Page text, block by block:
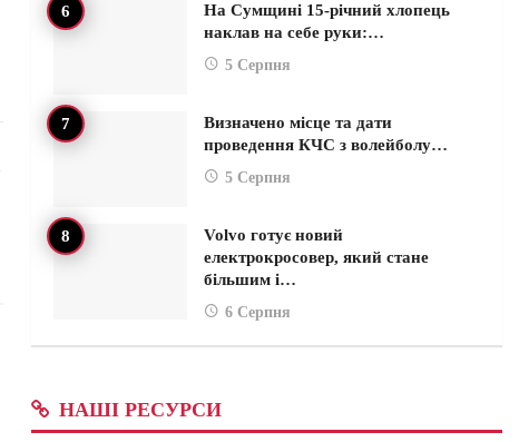
На Сумщині 15-річний хлопець
наклав на себе руки:…
5 Серпня
Визначено місце та дати
проведення КЧС з волейболу…
5 Серпня
Volvo готує новий
електрокросовер, який стане
більшим і…
6 Серпня
НАШІ РЕСУРСИ